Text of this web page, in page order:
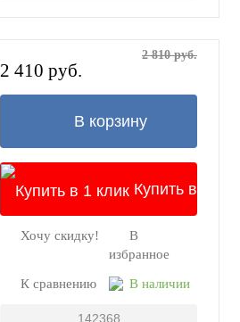
2 410 руб.
2 810 руб.
В корзину
Купить в
1 клик
Хочу скидку!
В
избранное
К сравнению В наличии
142368